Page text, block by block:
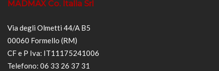
MADMAX Co. Italia Srl
Via degli Olmetti 44/A B5
00060 Formello (RM)
CF e P Iva: IT11175241006
Telefono: 06 33 26 37 31